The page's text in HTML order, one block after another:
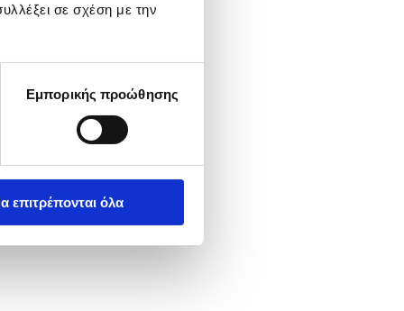
σε σχέση με την
Εμπορικής προώθησης
επιτρέπονται όλα